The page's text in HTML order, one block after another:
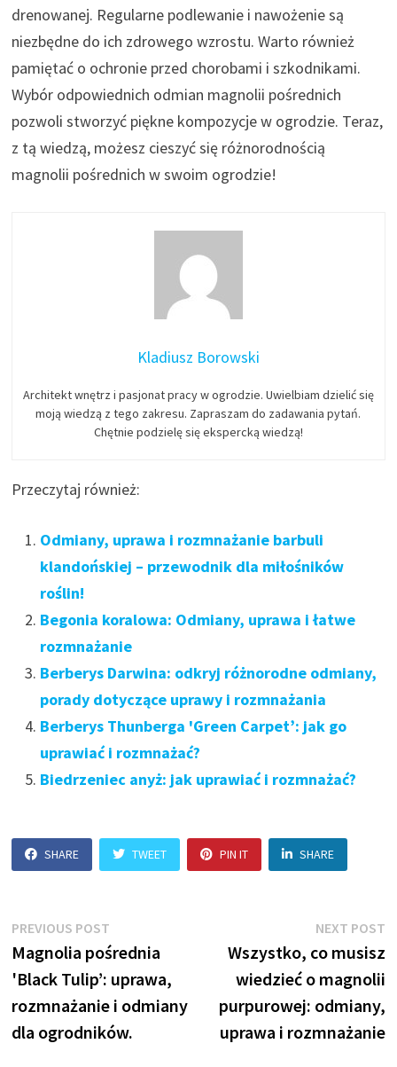
drenowanej. Regularne podlewanie i nawożenie są
niezbędne do ich zdrowego wzrostu. Warto również
pamiętać o ochronie przed chorobami i szkodnikami.
Wybór odpowiednich odmian magnolii pośrednich
pozwoli stworzyć piękne kompozycje w ogrodzie. Teraz,
z tą wiedzą, możesz cieszyć się różnorodnością
magnolii pośrednich w swoim ogrodzie!
Kladiusz Borowski
Architekt wnętrz i pasjonat pracy w ogrodzie. Uwielbiam dzielić się
moją wiedzą z tego zakresu. Zapraszam do zadawania pytań.
Chętnie podzielę się ekspercką wiedzą!
Przeczytaj również:
Odmiany, uprawa i rozmnażanie barbuli
klandońskiej – przewodnik dla miłośników
roślin!
Begonia koralowa: Odmiany, uprawa i łatwe
rozmnażanie
Berberys Darwina: odkryj różnorodne odmiany,
porady dotyczące uprawy i rozmnażania
Berberys Thunberga 'Green Carpet’: jak go
uprawiać i rozmnażać?
Biedrzeniec anyż: jak uprawiać i rozmnażać?
SHARE TWEET PIN IT SHARE
Nawigacja
wpisu
PREVIOUS POST
post:
Magnolia pośrednia
'Black Tulip’: uprawa,
rozmnażanie i odmiany
dla ogrodników.
NEXT POST
Wszystko, co musisz
wiedzieć o magnolii
purpurowej: odmiany,
uprawa i rozmnażanie